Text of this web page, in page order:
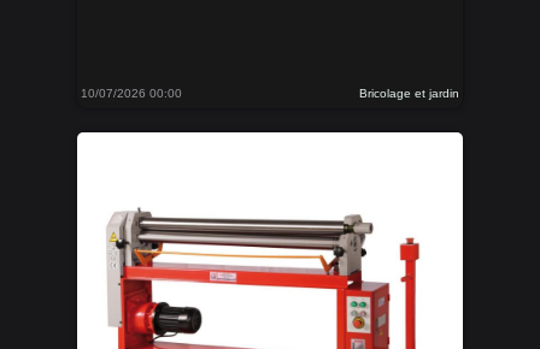
10/07/2026 00:00 Bricolage et jardin